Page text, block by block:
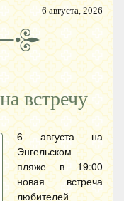
6 августа, 2026
встречу
6 августа на
Энгельском
пляже в 19:00
новая встреча
любителей